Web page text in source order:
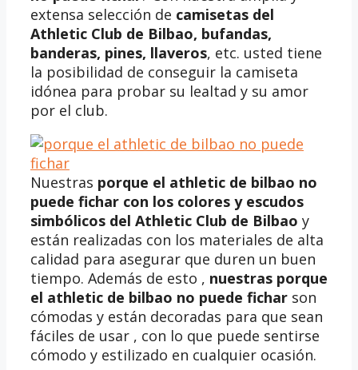
extensa selección de camisetas del
Athletic Club de Bilbao, bufandas,
banderas, pines, llaveros, etc. usted tiene
la posibilidad de conseguir la camiseta
idónea para probar su lealtad y su amor
por el club.
Nuestras porque el athletic de bilbao no
puede fichar con los colores y escudos
simbólicos del Athletic Club de Bilbao y
están realizadas con los materiales de alta
calidad para asegurar que duren un buen
tiempo. Además de esto , nuestras porque
el athletic de bilbao no puede fichar son
cómodas y están decoradas para que sean
fáciles de usar , con lo que puede sentirse
cómodo y estilizado en cualquier ocasión.